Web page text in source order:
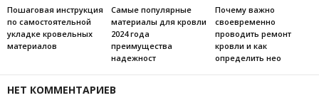
Пошаговая инструкция
по самостоятельной
укладке кровельных
материалов
Самые популярные
материалы для кровли
2024 года
преимущества
надежност
Почему важно
своевременно
проводить ремонт
кровли и как
определить нео
НЕТ КОММЕНТАРИЕВ